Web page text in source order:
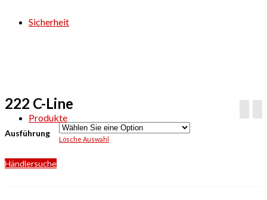
Sicherheit
Produkte
222 C-Line
Ausführung
Lösche Auswahl
Händlersuche